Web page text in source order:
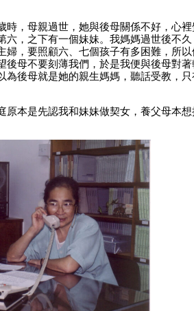
，母親過世，她與後母關係不好，心
，之下有一個妹妹。我媽媽過世後不久
，要照顧六、七個孩子有多困難，所
母不要刻薄我們，於是我便與後母對
後母就是她的親生媽媽，聽話受教，
本是先認我和妹妹做契女，養父母本